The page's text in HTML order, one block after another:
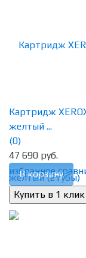
избранное
Картридж
желтый ...
(0)
47 690 руб.
В корзину